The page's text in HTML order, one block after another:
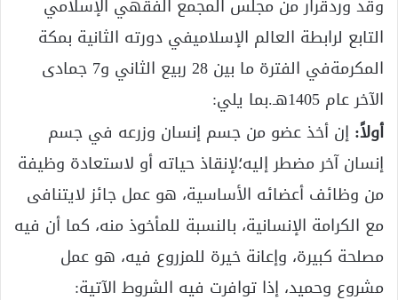
وقد وردقرار من مجلس المجمع الفقهي الإسلامي
التابع لرابطة العالم الإسلاميفي دورته الثانية بمكة
المكرمةفي الفترة ما بين 28 ربيع الثاني و7 جمادى
الآخر عام 1405هـ.بما يلي:
أولاً: إن أخذ عضو من جسم إنسان وزرعه في جسم
إنسان آخر مضطر إليه؛لإنقاذ حياته أو لاستعادة وظيفة
من وظائف أعضائه الأساسية، هو عمل جائز لايتنافى
مع الكرامة الإنسانية، بالنسبة للمأخوذ منه، كما أن فيه
مصلحة كبيرة، وإعانة خيرة للمزروع فيه، هو عمل
مشروع وحميد، إذا توافرت فيه الشروط الآتية: